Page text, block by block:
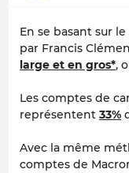
En se basant sur
par Francis
large et en gros*,
Les comptes de
représentent 33%
Avec la même
comptes de